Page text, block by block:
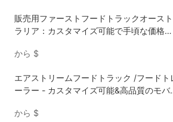
販売用ファーストフードトラックオースト
ラリア：カスタマイズ可能で手頃な価格の
から $
エアストリームフードトラック /フードト
ーラー - カスタマイズ可能&高品質のモバ
から $